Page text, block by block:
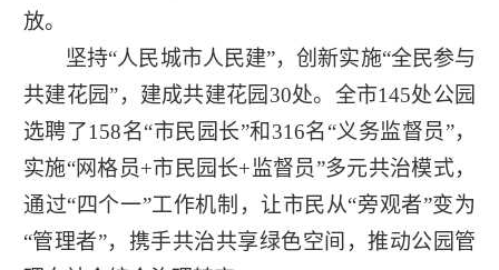
放。
坚持“人民城市人民建”，创新实施“全民参与
共建花园”，建成共建花园30处。全市145处公园
选聘了158名“市民园长”和316名“义务监督员”，
实施“网格员+市民园长+监督员”多元共治模式，
通过“四个一”工作机制，让市民从“旁观者”变为
“管理者”，携手共治共享绿色空间，推动公园管